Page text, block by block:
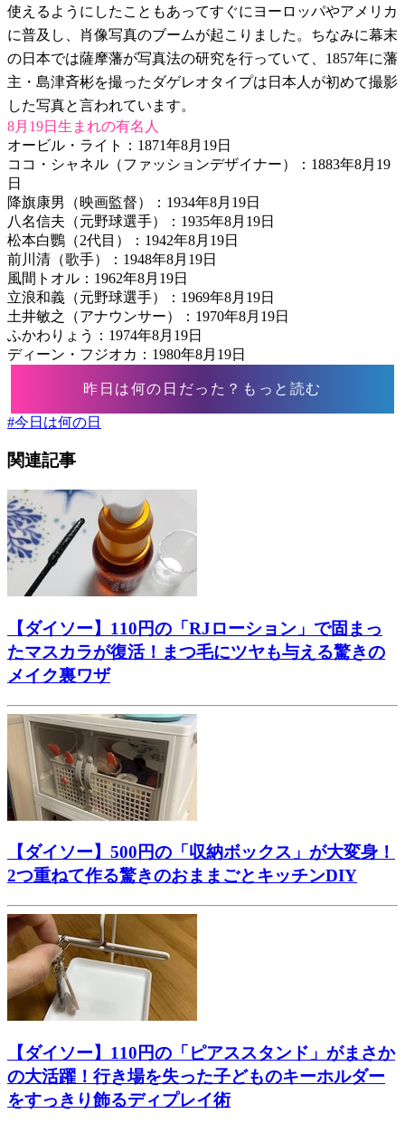
使えるようにしたこともあってすぐにヨーロッパやアメリカ
に普及し、肖像写真のブームが起こりました。ちなみに幕末
の日本では薩摩藩が写真法の研究を行っていて、1857年に藩
主・島津斉彬を撮ったダゲレオタイプは日本人が初めて撮影
した写真と言われています。
8月19日生まれの有名人
オービル・ライト：1871年8月19日
ココ・シャネル（ファッションデザイナー）：1883年8月19
日
降旗康男（映画監督）：1934年8月19日
八名信夫（元野球選手）：1935年8月19日
松本白鸚（2代目）：1942年8月19日
前川清（歌手）：1948年8月19日
風間トオル：1962年8月19日
立浪和義（元野球選手）：1969年8月19日
土井敏之（アナウンサー）：1970年8月19日
ふかわりょう：1974年8月19日
ディーン・フジオカ：1980年8月19日
昨日は何の日だった？もっと読む
#今日は何の日
関連記事
【ダイソー】110円の「RJローション」で固まっ
たマスカラが復活！まつ毛にツヤも与える驚きの
メイク裏ワザ
【ダイソー】500円の「収納ボックス」が大変身！
2つ重ねて作る驚きのおままごとキッチンDIY
【ダイソー】110円の「ピアススタンド」がまさか
の大活躍！行き場を失った子どものキーホルダー
をすっきり飾るディプレイ術